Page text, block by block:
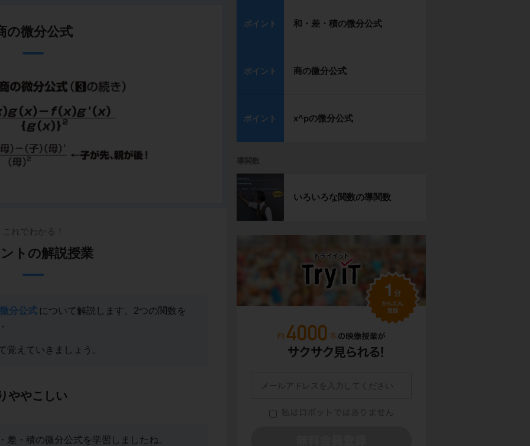
の微分公式
これでわかる！
トの解説授業
分公式 について解説します。2つの関数を
覚えていきましょう。
ややこしい
差・積の微分公式を学習しましたね。
ポイント 和・差・積の微分公式
ポイント 商の微分公式
ポイント x^pの微分公式
導関数
いろいろな関数の導関数